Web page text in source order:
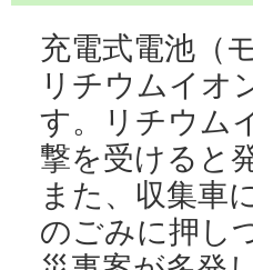
充電式電池（
リチウムイオ
す。リチウム
撃を受けると
また、収集車
のごみに押し